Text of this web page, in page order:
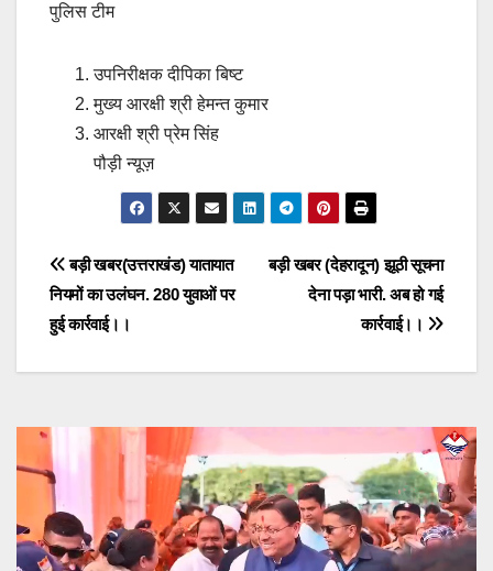
पुलिस टीम
उपनिरीक्षक दीपिका बिष्ट
मुख्य आरक्षी श्री हेमन्त कुमार
आरक्षी श्री प्रेम सिंह
पौड़ी न्यूज़
Post
navigation
बड़ी खबर (देहरादून) झूठी सूचना
देना पड़ा भारी. अब हो गई
कार्रवाई।।
बड़ी खबर(उत्तराखंड) यातायात
नियमों का उलंघन. 280 युवाओं पर
हुई कार्रवाई।।